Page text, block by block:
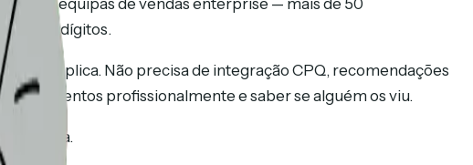
e sete dígitos.
se aplica. Não precisa de integração CPQ, recomendações
profissionalmente e saber se alguém os viu.
escala.